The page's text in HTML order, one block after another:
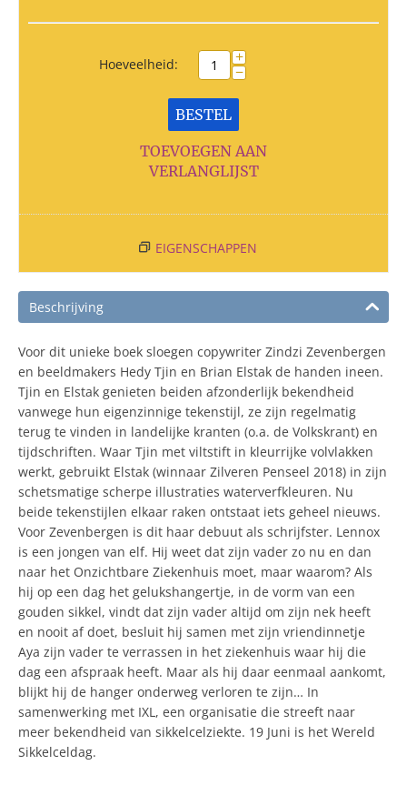
Hoeveelheid: +
−
BESTEL
TOEVOEGEN AAN
VERLANGLIJST
EIGENSCHAPPEN
Beschrijving
Voor dit unieke boek sloegen copywriter Zindzi Zevenbergen
en beeldmakers Hedy Tjin en Brian Elstak de handen ineen.
Tjin en Elstak genieten beiden afzonderlijk bekendheid
vanwege hun eigenzinnige tekenstijl, ze zijn regelmatig
terug te vinden in landelijke kranten (o.a. de Volkskrant) en
tijdschriften. Waar Tjin met viltstift in kleurrijke volvlakken
werkt, gebruikt Elstak (winnaar Zilveren Penseel 2018) in zijn
schetsmatige scherpe illustraties waterverfkleuren. Nu
beide tekenstijlen elkaar raken ontstaat iets geheel nieuws.
Voor Zevenbergen is dit haar debuut als schrijfster. Lennox
is een jongen van elf. Hij weet dat zijn vader zo nu en dan
naar het Onzichtbare Ziekenhuis moet, maar waarom? Als
hij op een dag het gelukshangertje, in de vorm van een
gouden sikkel, vindt dat zijn vader altijd om zijn nek heeft
en nooit af doet, besluit hij samen met zijn vriendinnetje
Aya zijn vader te verrassen in het ziekenhuis waar hij die
dag een afspraak heeft. Maar als hij daar eenmaal aankomt,
blijkt hij de hanger onderweg verloren te zijn… In
samenwerking met IXL, een organisatie die streeft naar
meer bekendheid van sikkelcelziekte. 19 Juni is het Wereld
Sikkelceldag.